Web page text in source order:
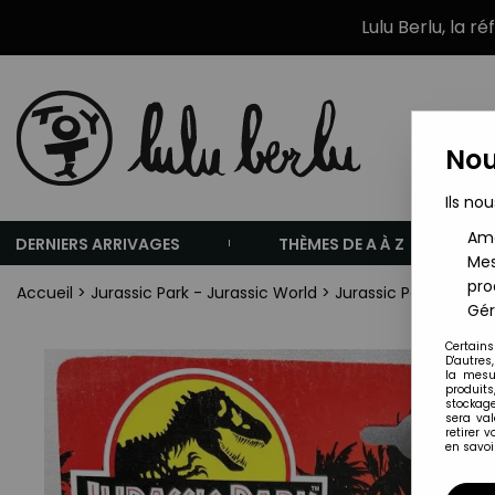
Lulu Berlu, la
DERNIERS ARRIVAGES THÈMES DE A À Z
Accueil > Jurassic Park - Jurassic World > Jurassic Park -
Ils
la
sera
retirer
en